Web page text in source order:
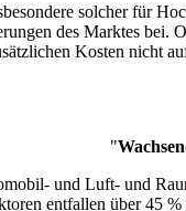
solcher für
des Marktes
Kosten nicht
"
und Luft- und
entfallen über 45